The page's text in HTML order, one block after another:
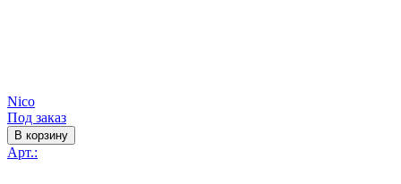
Nico
Под заказ
В корзину
Арт.: